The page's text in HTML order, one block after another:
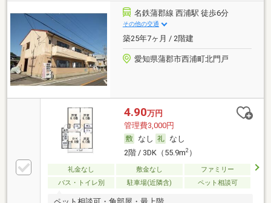
名鉄蒲郡線 西浦駅 徒歩6分
その他の交通
築25年7ヶ月 / 2階建
愛知県蒲郡市西浦町北門戸
4.90万円
管理費3,000円
なし
なし
2階 / 3DK（55.9m2）
礼金なし 敷金なし
ファミリー
バス・トイレ別
駐車場(近隣含) ペット相談可